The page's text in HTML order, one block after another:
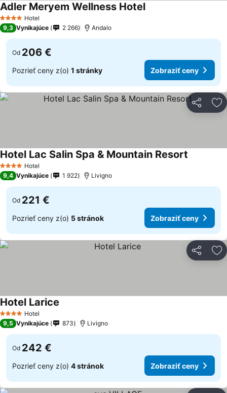
4 Počet hviezdičiek
Hotel
Adler Meryem Wellness HotelZobraziť ceny
9,3 Vynikajúce 2 266 Andalo
Od 206 €
Pozrieť ceny z(o) 1 stránky Zobraziť ceny
Zdieľať
4 Počet hviezdičiek
Hotel
Hotel Lac Salin Spa & Mountain Resort
9,4 Vynikajúce 1 922 Livigno
Od 221 €
Pozrieť ceny z(o) 5 stránok Zobraziť ceny
Zdieľať
4 Počet hviezdičiek
Hotel
Hotel Larice
9,5 Vynikajúce 873 Livigno
Od 242 €
Pozrieť ceny z(o) 4 stránok Zobraziť ceny